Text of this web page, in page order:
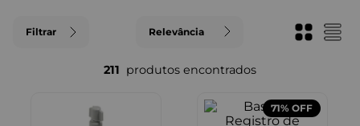
Filtrar Relevância
211
71% OFF